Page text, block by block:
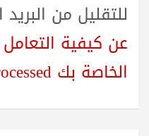
للتقليل من
عن كيفية التعامل
الخاصة بك processed